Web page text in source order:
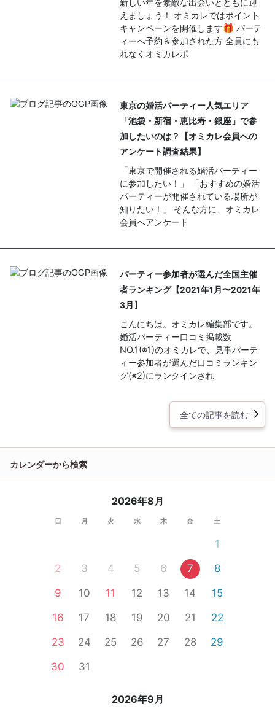
新しい年を素敵な出会いとともに迎
えましょう！ オミカレではポイント
キャンペーンを開催します🎁 パーテ
ィーへ予約＆参加された方 全員にも
れなくオミカレポ
東京の婚活パーティー人気エリア
「池袋・新宿・恵比寿・銀座」で参
加したいのは？【オミカレ会員への
アンケート調査結果】
「東京で開催される婚活パーティー
に参加したい！」 「おすすめの婚活
パーティーが開催されている場所が
知りたい！」 そんな方に、オミカレ
会員へアンケート
パーティー参加者が選んだ全国主催
者ランキング【2021年1月〜2021年
3月】
こんにちは。オミカレ編集部です。
婚活パーティー口コミ掲載数
NO.1(※1)のオミカレで、見事パーテ
ィー参加者が選んだ口コミランキン
グ(※2)にランクインされ
全ての記事を読む
カレンダーから検索
2026年8月
日 月 火 水 木 金 土
1
2
3 4 5 6 7
8
9
10 11 12 13 14
15
16
17 18 19 20 21
22
23
24 25 26 27 28
29
30
31
2026年9月